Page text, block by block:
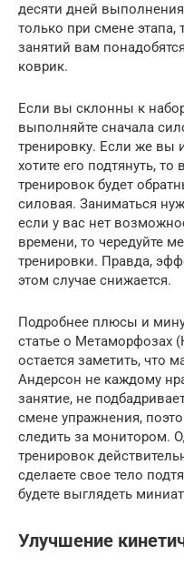
десяти дней
только при смене этапа,
занятий вам
коврик.
Если вы склонны к
выполняйте сначала
тренировку. Если же вы
хотите его подтянуть,
тренировок будет
силовая. Заниматься
если у вас нет
времени, то чередуйте
тренировки. Правда,
этом случае снижается.
Подробнее плюсы и
статье о Метаморфозах
остается заметить, что
Андерсон не каждому
занятие, не
смене упражнения,
следить за монитором.
тренировок
сделаете свое тело
будете выглядеть
Улучшение